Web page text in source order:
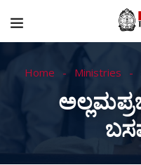
Home Ministries